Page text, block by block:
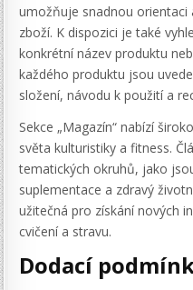
umožňuje snadnou orientaci
zboží. K dispozici je také
konkrétní název produktu
každého produktu jsou
složení, návodu k použití a
Sekce „Magazín“ nabízí
světa kulturistiky a fitness.
tematických okruhů, jako
suplementace a zdravý
užitečná pro získání nových
cvičení a stravu.
Dodací